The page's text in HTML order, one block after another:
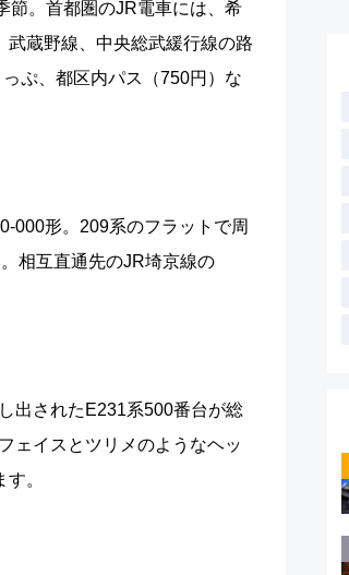
節。首都圏のJR電車には、希
蔵野線、中央総武緩行線の路
ぷ、都区内パス（750円）な
000形。209系のフラットで周
相互直通先のJR埼京線の
出されたE231系500番台が総
ェイスとツリメのようなヘッ
。